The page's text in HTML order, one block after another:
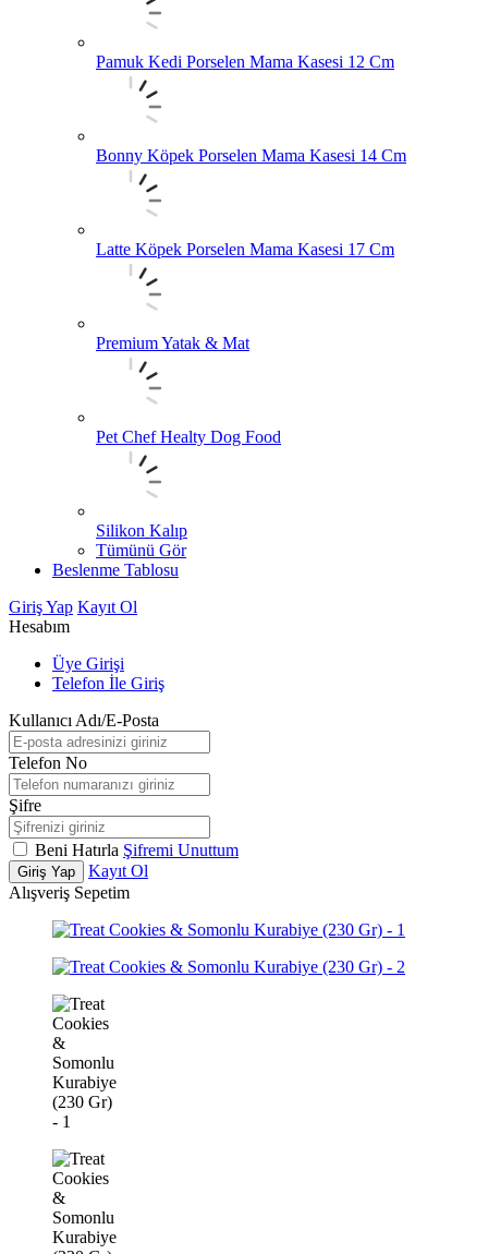
Pamuk Kedi Porselen Mama Kasesi 12 Cm
Bonny Köpek Porselen Mama Kasesi 14 Cm
Latte Köpek Porselen Mama Kasesi 17 Cm
Premium Yatak & Mat
Pet Chef Healty Dog Food
Silikon Kalıp
Tümünü Gör
Beslenme Tablosu
Giriş Yap Kayıt Ol
Hesabım
Üye Girişi
Telefon İle Giriş
Kullanıcı Adı/E-Posta
Telefon No
Şifre
Beni Hatırla Şifremi Unuttum
Giriş Yap
Kayıt Ol
Alışveriş Sepetim